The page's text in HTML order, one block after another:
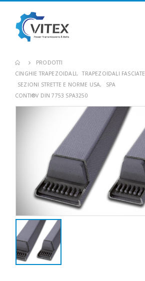
PRODOTTI
CINGHIE TRAPEZOIDALI, TRAPEZOIDALI FASCIATE
SEZIONI STRETTE E NORME USA,
SPA
CONTI®V DIN 7753 SPA3250